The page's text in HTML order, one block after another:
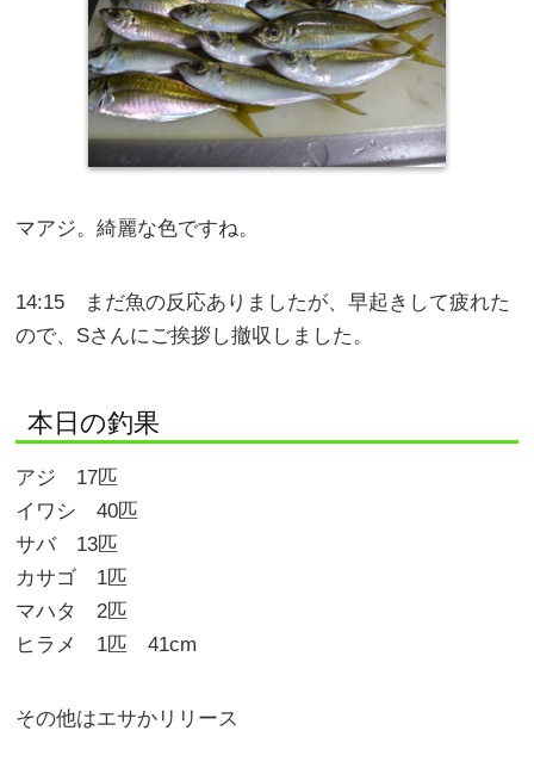
マアジ。綺麗な色ですね。
14:15 まだ魚の反応ありましたが、早起きして疲れた
ので、Sさんにご挨拶し撤収しました。
本日の釣果
アジ 17匹
イワシ 40匹
サバ 13匹
カサゴ 1匹
マハタ 2匹
ヒラメ 1匹 41cm
その他はエサかリリース